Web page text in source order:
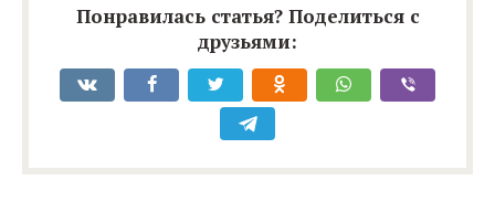
Понравилась статья? Поделиться с
друзьями: